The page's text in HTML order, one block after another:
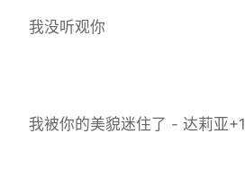
我没听观你
我被你的美貌迷住了 - 达莉亚+1